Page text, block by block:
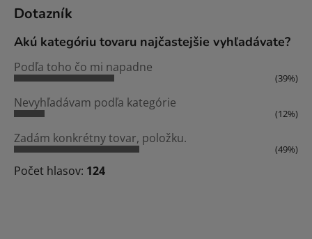
Dotazník
Akú kategóriu tovaru najčastejšie vyhľadávate?
Podľa toho čo mi napadne
(39%)
Nevyhľadávam podľa kategórie
(12%)
Zadám konkrétny tovar, položku.
(49%)
Počet hlasov: 124